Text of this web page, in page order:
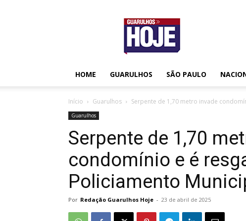
Guarulhos
Hoje
HOME GUARULHOS SÃO PAULO
Início Guarulhos Serpente de 1,70 metro invade
Guarulhos
Serpente de 1,70
condomínio e é
Policiamento
Por Redação Guarulhos Hoje - 23 de abril de 2025